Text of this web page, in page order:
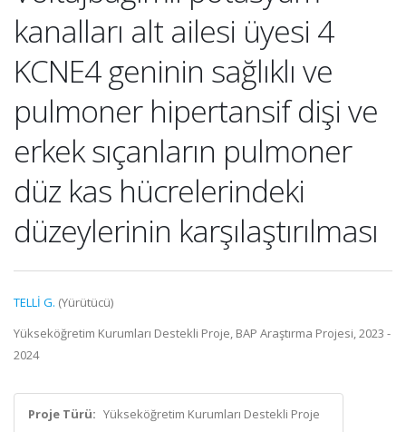
kanalları alt ailesi üyesi 4
KCNE4 geninin sağlıklı ve
pulmoner hipertansif dişi ve
erkek sıçanların pulmoner
düz kas hücrelerindeki
düzeylerinin karşılaştırılması
TELLİ G. (Yürütücü)
Yükseköğretim Kurumları Destekli Proje, BAP Araştırma Projesi, 2023 -
2024
Proje Türü: Yükseköğretim Kurumları Destekli Proje